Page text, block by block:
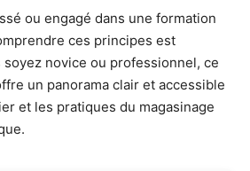
ou engagé dans une formation
ces principes est
novice ou professionnel, ce
un panorama clair et accessible
et les pratiques du magasinage